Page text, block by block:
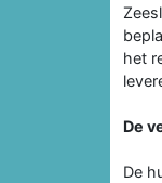
het
De
De